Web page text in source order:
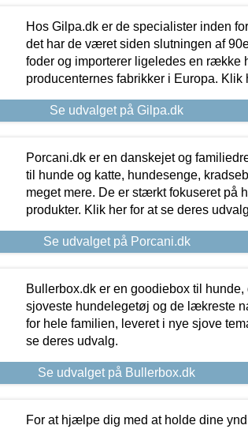
Hos Gilpa.dk er de specialister inden
det har de været siden slutningen af
foder og importerer ligeledes en række
producenternes fabrikker i Europa. Klik
Se udvalget på Gilpa.dk
Porcani.dk er en danskejet og
til hunde og katte, hundesenge,
meget mere. De er stærkt fokuseret på
produkter. Klik her for at se deres
Se udvalget på Porcani.dk
Bullerbox.dk er en goodiebox til
sjoveste hundelegetøj og de lækreste
for hele familien, leveret i nye sjove
se deres udvalg.
Se udvalget på Bullerbox.dk
For at hjælpe dig med at holde dine